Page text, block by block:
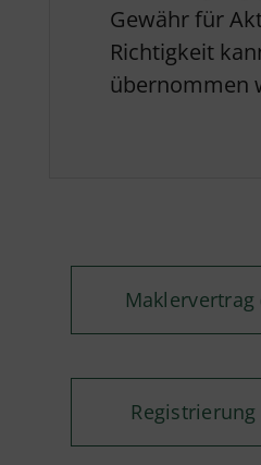
Gewähr für
Richtigkeit
übernommen
Maklervertrag